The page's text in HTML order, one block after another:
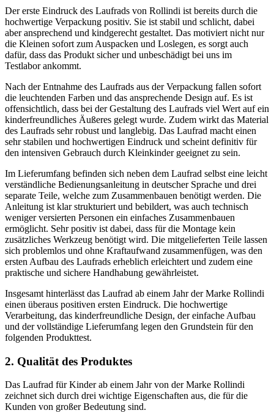
Der erste Eindruck des Laufrads von Rollindi ist bereits durch die
hochwertige Verpackung positiv. Sie ist stabil und schlicht, dabei
aber ansprechend und kindgerecht gestaltet. Das motiviert nicht nur
die Kleinen sofort zum Auspacken und Loslegen, es sorgt auch
dafür, dass das Produkt sicher und unbeschädigt bei uns im
Testlabor ankommt.
Nach der Entnahme des Laufrads aus der Verpackung fallen sofort
die leuchtenden Farben und das ansprechende Design auf. Es ist
offensichtlich, dass bei der Gestaltung des Laufrads viel Wert auf ein
kinderfreundliches Äußeres gelegt wurde. Zudem wirkt das Material
des Laufrads sehr robust und langlebig. Das Laufrad macht einen
sehr stabilen und hochwertigen Eindruck und scheint definitiv für
den intensiven Gebrauch durch Kleinkinder geeignet zu sein.
Im Lieferumfang befinden sich neben dem Laufrad selbst eine leicht
verständliche Bedienungsanleitung in deutscher Sprache und drei
separate Teile, welche zum Zusammenbauen benötigt werden. Die
Anleitung ist klar strukturiert und bebildert, was auch technisch
weniger versierten Personen ein einfaches Zusammenbauen
ermöglicht. Sehr positiv ist dabei, dass für die Montage kein
zusätzliches Werkzeug benötigt wird. Die mitgelieferten Teile lassen
sich problemlos und ohne Kraftaufwand zusammenfügen, was den
ersten Aufbau des Laufrads erheblich erleichtert und zudem eine
praktische und sichere Handhabung gewährleistet.
Insgesamt hinterlässt das Laufrad ab einem Jahr der Marke Rollindi
einen überaus positiven ersten Eindruck. Die hochwertige
Verarbeitung, das kinderfreundliche Design, der einfache Aufbau
und der vollständige Lieferumfang legen den Grundstein für den
folgenden Produkttest.
2. Qualität des Produktes
Das Laufrad für Kinder ab einem Jahr von der Marke Rollindi
zeichnet sich durch drei wichtige Eigenschaften aus, die für die
Kunden von großer Bedeutung sind.